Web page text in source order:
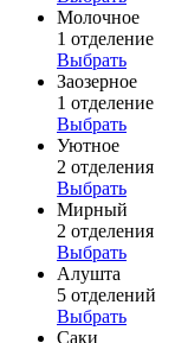
Молочное
1 отделение
Выбрать
Заозерное
1 отделение
Выбрать
Уютное
2 отделения
Выбрать
Мирный
2 отделения
Выбрать
Алушта
5 отделений
Выбрать
Саки